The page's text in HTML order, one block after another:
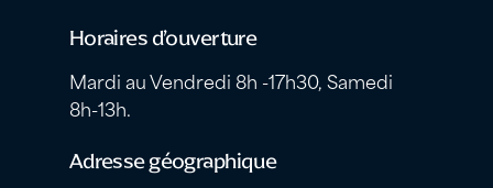
Horaires d’ouverture
Mardi au Vendredi 8h -17h30, Samedi
8h-13h.
Adresse géographique